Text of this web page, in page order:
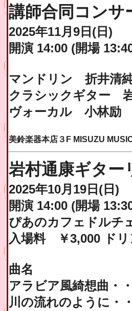
講師合同コンサ
2025年11月9日(日)
開演 14:00 (開場
マンドリン 折井清
クラシックギター
ヴォーカル 小林励
美鈴楽器本店３F MISUZU
岩村通康ギター
2025年10月19日(日)
開演 14:00 (開場
ぴあのカフェドルチ
入場料 ￥3,000 ドリ
曲名
アラビア風綺想曲・
川の流れのように・